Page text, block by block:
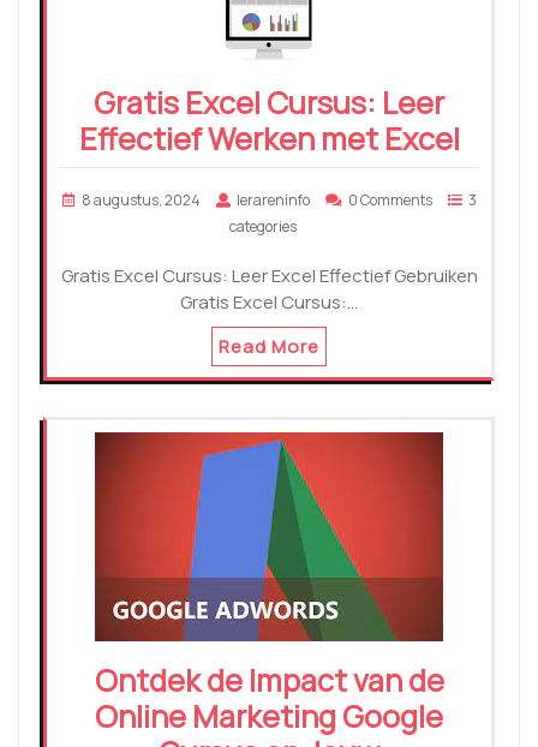
Gratis Excel Cursus: Leer
Effectief Werken met Excel
8 augustus, 2024 lerareninfo 0 Comments
3
categories
Gratis Excel Cursus: Leer Excel Effectief Gebruiken
Gratis Excel Cursus:…
Read More
Ontdek de Impact van de
Online Marketing Google